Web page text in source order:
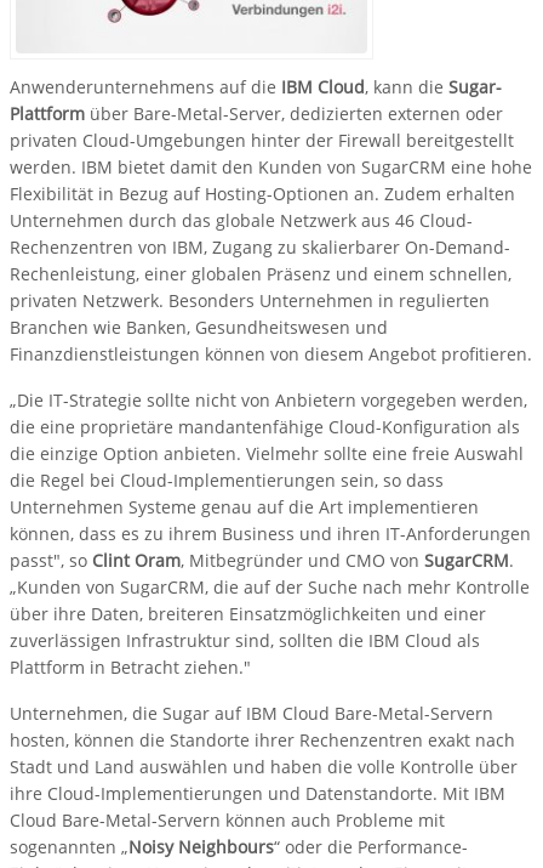
Anwenderunternehmens auf die IBM Cloud, kann die Sugar-
Plattform über Bare-Metal-Server, dedizierten externen oder
privaten Cloud-Umgebungen hinter der Firewall bereitgestellt
werden. IBM bietet damit den Kunden von SugarCRM eine hohe
Flexibilität in Bezug auf Hosting-Optionen an. Zudem erhalten
Unternehmen durch das globale Netzwerk aus 46 Cloud-
Rechenzentren von IBM, Zugang zu skalierbarer On-Demand-
Rechenleistung, einer globalen Präsenz und einem schnellen,
privaten Netzwerk. Besonders Unternehmen in regulierten
Branchen wie Banken, Gesundheitswesen und
Finanzdienstleistungen können von diesem Angebot profitieren.
„Die IT-Strategie sollte nicht von Anbietern vorgegeben werden,
die eine proprietäre mandantenfähige Cloud-Konfiguration als
die einzige Option anbieten. Vielmehr sollte eine freie Auswahl
die Regel bei Cloud-Implementierungen sein, so dass
Unternehmen Systeme genau auf die Art implementieren
können, dass es zu ihrem Business und ihren IT-Anforderungen
passt", so Clint Oram, Mitbegründer und CMO von SugarCRM.
„Kunden von SugarCRM, die auf der Suche nach mehr Kontrolle
über ihre Daten, breiteren Einsatzmöglichkeiten und einer
zuverlässigen Infrastruktur sind, sollten die IBM Cloud als
Plattform in Betracht ziehen."
Unternehmen, die Sugar auf IBM Cloud Bare-Metal-Servern
hosten, können die Standorte ihrer Rechenzentren exakt nach
Stadt und Land auswählen und haben die volle Kontrolle über
ihre Cloud-Implementierungen und Datenstandorte. Mit IBM
Cloud Bare-Metal-Servern können auch Probleme mit
sogenannten „Noisy Neighbours“ oder die Performance-